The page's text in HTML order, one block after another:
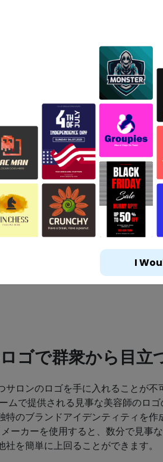
ゴで群衆から目立
サロンのロゴを手に入れることが不
ムで提供される見事な美容師のロ
特のブランドアイデンティティを作
ーカーを使用すると、数分で見事
を簡単に上回ることができます。
I